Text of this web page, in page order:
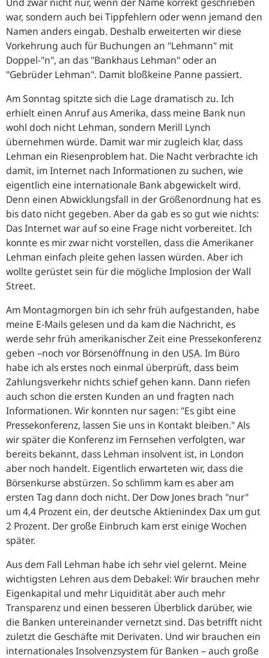
war, sondern auch bei Tippfehlern oder wenn jemand den
Namen anders eingab. Deshalb erweiterten wir diese
Vorkehrung auch für Buchungen an "Lehmann" mit
Doppel-"n", an das "Bankhaus Lehman" oder an
"Gebrüder Lehman". Damit bloßkeine Panne passiert.
Am Sonntag spitzte sich die Lage dramatisch zu. Ich
erhielt einen Anruf aus Amerika, dass meine Bank nun
wohl doch nicht Lehman, sondern Merill Lynch
übernehmen würde. Damit war mir zugleich klar, dass
Lehman ein Riesenproblem hat. Die Nacht verbrachte ich
damit, im Internet nach Informationen zu suchen, wie
eigentlich eine internationale Bank abgewickelt wird.
Denn einen Abwicklungsfall in der Größenordnung hat es
bis dato nicht gegeben. Aber da gab es so gut wie nichts:
Das Internet war auf so eine Frage nicht vorbereitet. Ich
konnte es mir zwar nicht vorstellen, dass die Amerikaner
Lehman einfach pleite gehen lassen würden. Aber ich
wollte gerüstet sein für die mögliche Implosion der Wall
Street.
Am Montagmorgen bin ich sehr früh aufgestanden, habe
meine E-Mails gelesen und da kam die Nachricht, es
werde sehr früh amerikanischer Zeit eine Pressekonferenz
geben –noch vor Börsenöffnung in den USA. Im Büro
habe ich als erstes noch einmal überprüft, dass beim
Zahlungsverkehr nichts schief gehen kann. Dann riefen
auch schon die ersten Kunden an und fragten nach
Informationen. Wir konnten nur sagen: "Es gibt eine
Pressekonferenz, lassen Sie uns in Kontakt bleiben."Als
wir später die Konferenz im Fernsehen verfolgten, war
bereits bekannt, dass Lehman insolvent ist, in London
aber noch handelt. Eigentlich erwarteten wir, dass die
Börsenkurse abstürzen. So schlimm kam es aber am
ersten Tag dann doch nicht. Der Dow Jones brach "nur"
um 4,4 Prozent ein, der deutsche Aktienindex Dax um gut
2 Prozent. Der große Einbruch kam erst einige Wochen
später.
Aus dem Fall Lehman habe ich sehr viel gelernt. Meine
wichtigsten Lehren aus dem Debakel: Wir brauchen mehr
Eigenkapital und mehr Liquidität aber auch mehr
Transparenz und einen besseren Überblick darüber, wie
die Banken untereinander vernetzt sind. Das betrifft nicht
zuletzt die Geschäfte mit Derivaten. Und wir brauchen ein
internationales Insolvenzsystem für Banken – auch große